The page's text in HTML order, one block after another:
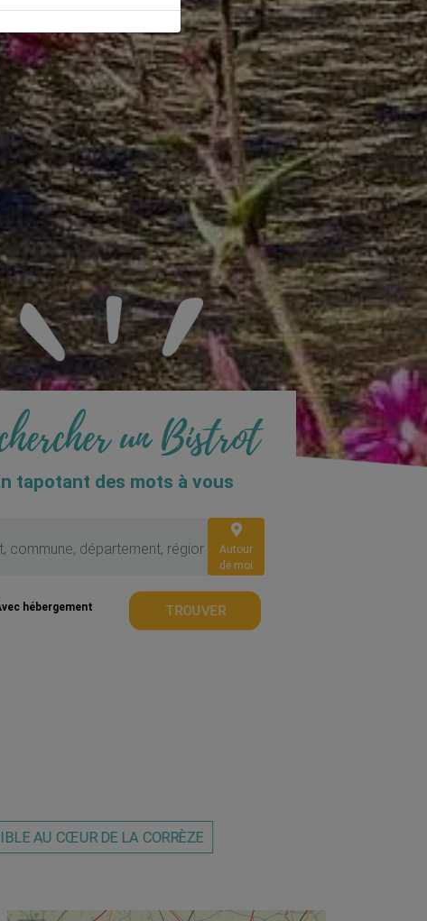
un Bistrot
tapotant des mots à vous
Autour
de moi
hébergement TROUVER
AU CŒUR DE LA CORRÈZE